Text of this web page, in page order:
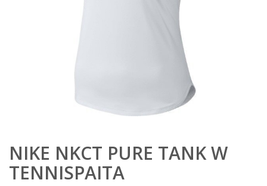
NIKE NKCT PURE TANK W
TENNISPAITA